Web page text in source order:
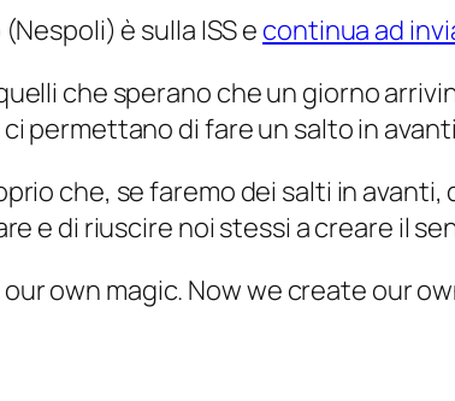
è sulla ISS econtinua ad
che sperano che un giorno
permettano di fare un salto in
che, se faremo dei salti in
e di riuscire noi stessi a creare il
our own magic. Now we create our